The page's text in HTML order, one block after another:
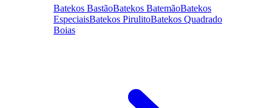
Batekos BastãoBatekos BatemãoBatekos
EspeciaisBatekos PirulitoBatekos Quadrado
Boias